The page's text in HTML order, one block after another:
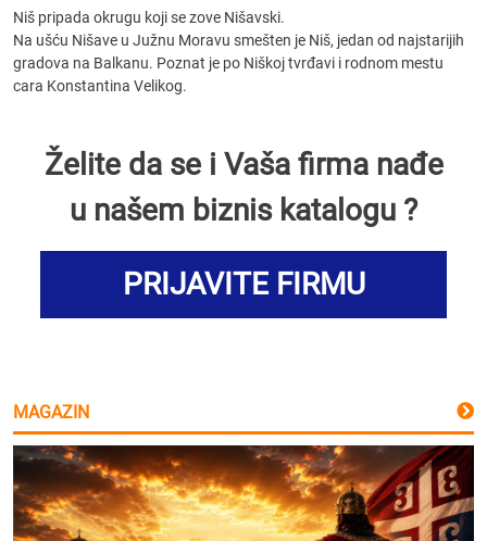
Niš pripada okrugu koji se zove Nišavski.
Na ušću Nišave u Južnu Moravu smešten je Niš, jedan od najstarijih
gradova na Balkanu. Poznat je po Niškoj tvrđavi i rodnom mestu
cara Konstantina Velikog.
Želite da se i Vaša firma nađe
u našem biznis katalogu ?
PRIJAVITE FIRMU
MAGAZIN